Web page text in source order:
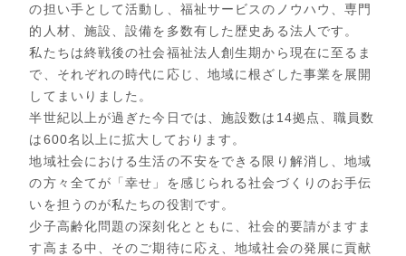
の担い手として活動し、福祉サービスのノウハウ、専門
的人材、施設、設備を多数有した歴史ある法人です。
私たちは終戦後の社会福祉法人創生期から現在に至るま
で、それぞれの時代に応じ、地域に根ざした事業を展開
してまいりました。
半世紀以上が過ぎた今日では、施設数は14拠点、職員数
は600名以上に拡大しております。
地域社会における生活の不安をできる限り解消し、地域
の方々全てが「幸せ」を感じられる社会づくりのお手伝
いを担うのが私たちの役割です。
少子高齢化問題の深刻化とともに、社会的要請がますま
す高まる中、そのご期待に応え、地域社会の発展に貢献